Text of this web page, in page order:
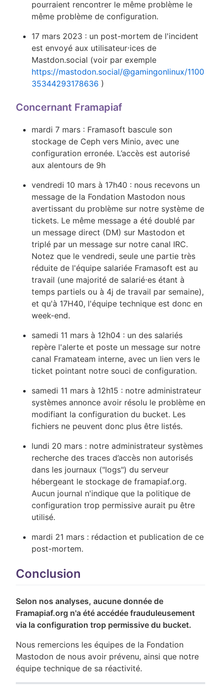
pourraient rencontrer le même problème le
même problème de configuration.
17 mars 2023 : un post-mortem de l'incident
est envoyé aux utilisateur⋅ices de
Mastdon.social (voir par exemple
https://mastodon.social/@gamingonlinux/1100
35344293178636 )
Concernant Framapiaf
mardi 7 mars : Framasoft bascule son
stockage de Ceph vers Minio, avec une
configuration erronée. L’accès est autorisé
aux alentours de 9h
vendredi 10 mars à 17h40 : nous recevons un
message de la Fondation Mastodon nous
avertissant du problème sur notre système de
tickets. Le même message a été doublé par
un message direct (DM) sur Mastodon et
triplé par un message sur notre canal IRC.
Notez que le vendredi, seule une partie très
réduite de l'équipe salariée Framasoft est au
travail (une majorité de salarié⋅es étant à
temps partiels ou à 4j de travail par semaine),
et qu'à 17H40, l'équipe technique est donc en
week-end.
samedi 11 mars à 12h04 : un des salariés
repère l'alerte et poste un message sur notre
canal Framateam interne, avec un lien vers le
ticket pointant notre souci de configuration.
samedi 11 mars à 12h15 : notre administrateur
systèmes annonce avoir résolu le problème en
modifiant la configuration du bucket. Les
fichiers ne peuvent donc plus être listés.
lundi 20 mars : notre administrateur systèmes
recherche des traces d’accès non autorisés
dans les journaux ("logs") du serveur
hébergeant le stockage de framapiaf.org.
Aucun journal n'indique que la politique de
configuration trop permissive aurait pu être
utilisé.
mardi 21 mars : rédaction et publication de ce
post-mortem.
Conclusion
Selon nos analyses, aucune donnée de
Framapiaf.org n'a été accédée frauduleusement
via la configuration trop permissive du bucket.
Nous remercions les équipes de la Fondation
Mastodon de nous avoir prévenu, ainsi que notre
équipe technique de sa réactivité.